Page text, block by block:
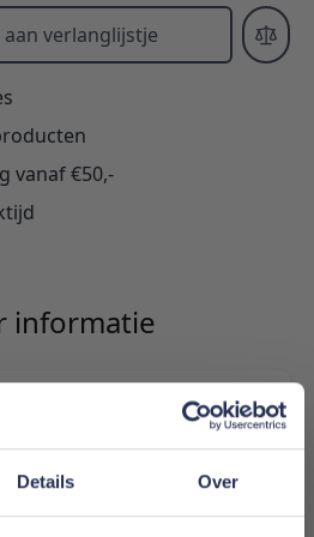
Details Over
aan verlanglijstje
vanaf €50,-
informatie